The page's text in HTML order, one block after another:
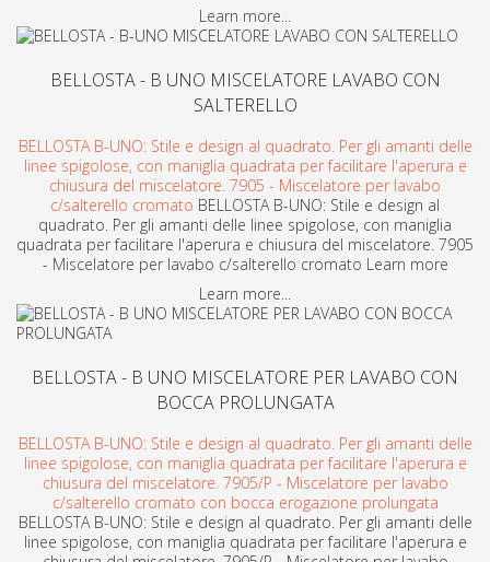
Learn more...
BELLOSTA - B UNO MISCELATORE LAVABO CON
SALTERELLO
BELLOSTA B-UNO: Stile e design al quadrato. Per gli amanti delle
linee spigolose, con maniglia quadrata per facilitare l'aperura e
chiusura del miscelatore. 7905 - Miscelatore per lavabo
c/salterello cromato BELLOSTA B-UNO: Stile e design al
quadrato. Per gli amanti delle linee spigolose, con maniglia
quadrata per facilitare l'aperura e chiusura del miscelatore. 7905
- Miscelatore per lavabo c/salterello cromato Learn more
Learn more...
BELLOSTA - B UNO MISCELATORE PER LAVABO CON
BOCCA PROLUNGATA
BELLOSTA B-UNO: Stile e design al quadrato. Per gli amanti delle
linee spigolose, con maniglia quadrata per facilitare l'aperura e
chiusura del miscelatore. 7905/P - Miscelatore per lavabo
c/salterello cromato con bocca erogazione prolungata
BELLOSTA B-UNO: Stile e design al quadrato. Per gli amanti delle
linee spigolose, con maniglia quadrata per facilitare l'aperura e